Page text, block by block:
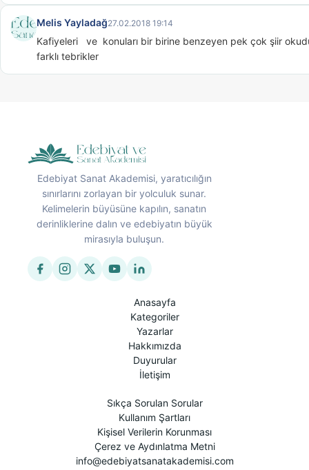
Melis Yayladağ27.02.2018 19:14
Kafiyeleri   ve  konuları bir birine benzeyen pek çok şiir
farklı tebrikler
Edebiyat Sanat Akademisi, yaratıcılığın
sınırlarını zorlayan bir yolculuk sunar.
Kelimelerin büyüsüne kapılın, sanatın
derinliklerine dalın ve edebiyatın büyük
mirasıyla buluşun.
Anasayfa
Kategoriler
Yazarlar
Hakkımızda
Duyurular
İletişim
Sıkça Sorulan Sorular
Kullanım Şartları
Kişisel Verilerin Korunması
Çerez ve Aydınlatma Metni
info@edebiyatsanatakademisi.com